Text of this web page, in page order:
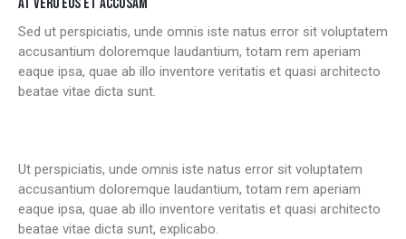
AT VERO EOS ET ACCUSAM
Sed ut perspiciatis, unde omnis iste natus error sit voluptatem
accusantium doloremque laudantium, totam rem aperiam
eaque ipsa, quae ab illo inventore veritatis et quasi architecto
beatae vitae dicta sunt.
Ut perspiciatis, unde omnis iste natus error sit voluptatem
accusantium doloremque laudantium, totam rem aperiam
eaque ipsa, quae ab illo inventore veritatis et quasi architecto
beatae vitae dicta sunt, explicabo.